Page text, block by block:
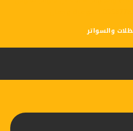
والسواتر